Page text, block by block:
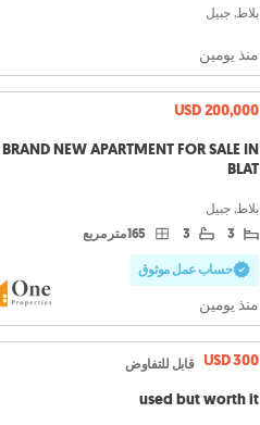
بلاط, جبيل
منذ يومين
USD 200,000
BRAND NEW APARTMENT FOR SALE IN
BLAT
بلاط, جبيل
3
3 165 متر مربع
حساب عمل موثوق
منذ يومين
USD 300 قابل للتفاوض
used but worth it